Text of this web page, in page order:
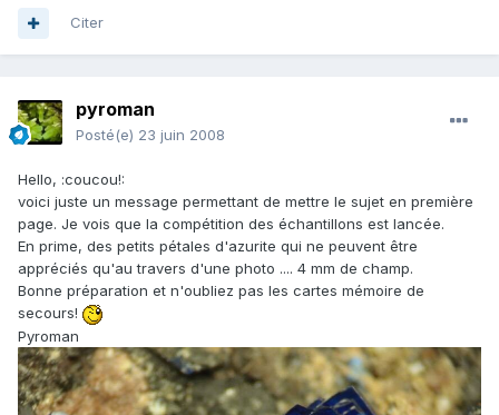
Citer
pyroman
Posté(e) 23 juin 2008
Hello, :coucou!:
voici juste un message permettant de mettre le sujet en première
page. Je vois que la compétition des échantillons est lancée.
En prime, des petits pétales d'azurite qui ne peuvent être
appréciés qu'au travers d'une photo .... 4 mm de champ.
Bonne préparation et n'oubliez pas les cartes mémoire de
secours!
Pyroman